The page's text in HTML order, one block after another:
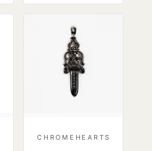
CHROMEHEARTS